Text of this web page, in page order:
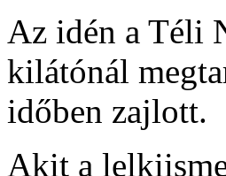
Az idén a Téli
kilátónál
időben zajlott.
Akit a